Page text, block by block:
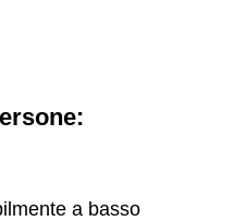
a basso